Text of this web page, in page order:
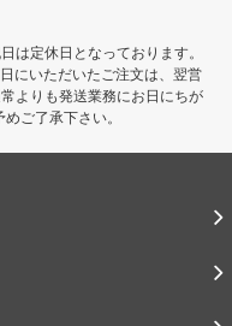
は定休日となっております。
にいただいたご注文は、翌営
よりも発送業務にお日にちが
ご了承下さい。